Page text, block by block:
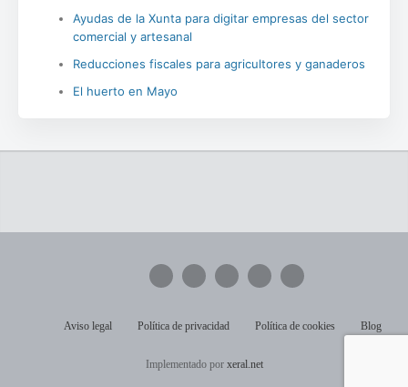
Ayudas de la Xunta para digitar empresas del sector
comercial y artesanal
Reducciones fiscales para agricultores y ganaderos
El huerto en Mayo
Aviso legal Política de privacidad Política de cookies Blog
Implementado por xeral.net